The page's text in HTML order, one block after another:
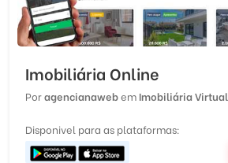
Imobiliária Online
Poragencianawebem Imobiliária Virtual
Disponivel para as plataformas: